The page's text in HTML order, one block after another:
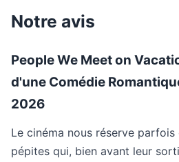
Notre avis
People We Meet on
d'une Comédie
2026
Le cinéma nous réserve parfois
pépites qui, bien avant leur